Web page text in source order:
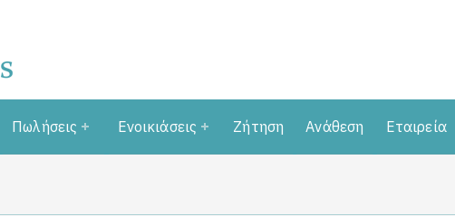
Πωλήσεις Ενοικιάσεις Ζήτηση Ανάθεση Εταιρεία